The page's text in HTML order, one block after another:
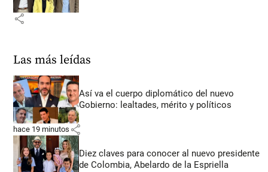
share
Las más leídas
Así va el cuerpo diplomático del nuevo
Gobierno: lealtades, mérito y políticos
hace 19 minutos share
Diez claves para conocer al nuevo presidente
de Colombia, Abelardo de la Espriella